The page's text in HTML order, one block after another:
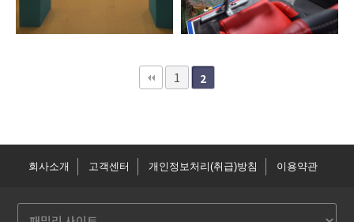
1 2
회사소개 고객센터 개인정보처리(취급)방침 이용약관